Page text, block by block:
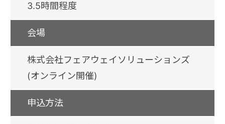
3.5時間程度
会場
株式会社フェアウェイソリューションズ
(オンライン開催)
申込方法